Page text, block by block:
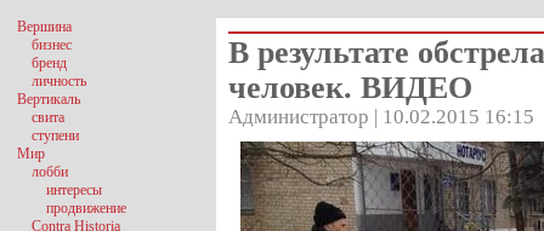
В результате
человек. ВИДЕО
Администратор | 10.02.2015 16:15
Вершина
бизнес
бренд
личность
Вертикаль
свита
ступени
Мир
лобби
интересы
продвижение
Contra Historia